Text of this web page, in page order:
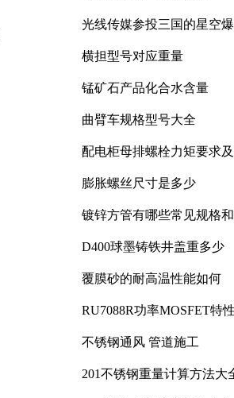
光线传媒参投三国的星空
横担型号对应重量
锰矿石产品化合水含量
曲臂车规格型号大全
配电柜母排螺栓力矩要求
膨胀螺丝尺寸是多少
镀锌方管有哪些常见规格
D400球墨铸铁井盖重多少
覆膜砂的耐高温性能如何
RU7088R功率MOSFET特
不锈钢通风 管道施工
201不锈钢重量计算方法大